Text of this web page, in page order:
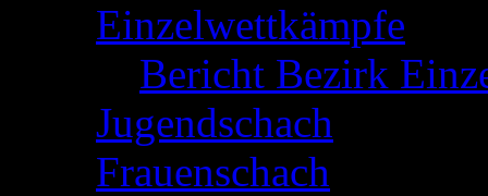
Einzelwettkämpfe
Bericht Bezirk
Jugendschach
Frauenschach